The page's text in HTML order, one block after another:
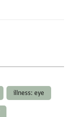
illness: eye